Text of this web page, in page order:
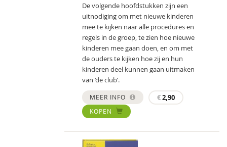
De volgende hoofdstukken zijn een
uitnodiging om met nieuwe kinderen
mee te kijken naar alle procedures en
regels in de groep, te zien hoe nieuwe
kinderen mee gaan doen, en om met
de ouders te kijken hoe zij en hun
kinderen deel kunnen gaan uitmaken
van ‘de club’.
MEER INFO €2,90
KOPEN